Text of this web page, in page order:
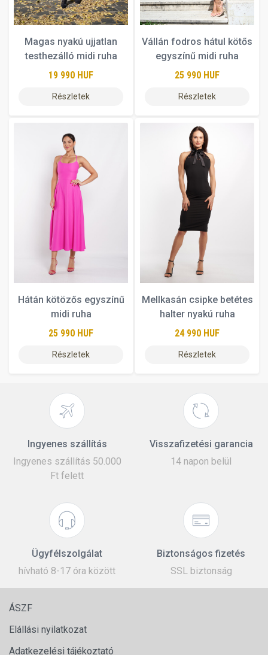
Magas nyakú ujjatlan
testhezálló midi ruha
19 990 HUF
Részletek
Vállán fodros hátul kötős
egyszínű midi ruha
25 990 HUF
Részletek
Hátán kötözős egyszínű
midi ruha
25 990 HUF
Részletek
Mellkasán csipke betétes
halter nyakú ruha
24 990 HUF
Részletek
Ingyenes szállítás
Ingyenes szállítás 50.000
Ft felett
Visszafizetési garancia
14 napon belül
Ügyfélszolgálat
hívható 8-17 óra között
Biztonságos fizetés
SSL biztonság
ÁSZF
Elállási nyilatkozat
Adatkezelési tájékoztató